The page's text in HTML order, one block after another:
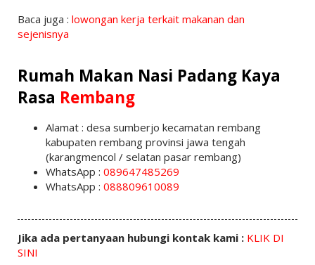
Baca juga : lowongan kerja terkait makanan dan
sejenisnya
Rumah Makan Nasi Padang Kaya
Rasa Rembang
Alamat : desa sumberjo kecamatan rembang
kabupaten rembang provinsi jawa tengah
(karangmencol / selatan pasar rembang)
WhatsApp : 089647485269
WhatsApp : 088809610089
Jika ada pertanyaan hubungi kontak kami : KLIK DI
SINI